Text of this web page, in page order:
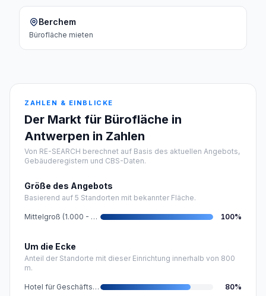
Berchem
Bürofläche mieten
ZAHLEN & EINBLICKE
Der Markt für Bürofläche in
Antwerpen in Zahlen
Von RE-SEARCH berechnet auf Basis des aktuellen Angebots,
Gebäuderegistern und CBS-Daten.
Größe des Angebots
Basierend auf 5 Standorten mit bekannter Fläche.
Mittelgroß (1.000 - 5.000 m²) 100%
Um die Ecke
Anteil der Standorte mit dieser Einrichtung innerhalb von 800
m.
Hotel für Geschäftsgäste in der Nähe 80%